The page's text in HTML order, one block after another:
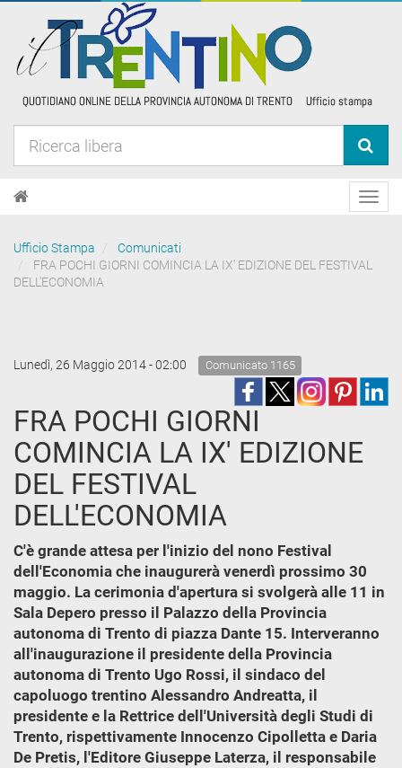
Ufficio Stampa
Comunicati
FRA POCHI GIORNI COMINCIA LA IX' EDIZIONE DEL FESTIVAL
DELL'ECONOMIA
Lunedì, 26 Maggio 2014 - 02:00 Comunicato 1165
FRA POCHI GIORNI
COMINCIA LA IX' EDIZIONE
DEL FESTIVAL
DELL'ECONOMIA
C'è grande attesa per l'inizio del nono Festival
dell'Economia che inaugurerà venerdì prossimo 30
maggio. La cerimonia d'apertura si svolgerà alle 11 in
Sala Depero presso il Palazzo della Provincia
autonoma di Trento di piazza Dante 15. Interveranno
all'inaugurazione il presidente della Provincia
autonoma di Trento Ugo Rossi, il sindaco del
capoluogo trentino Alessandro Andreatta, il
presidente e la Rettrice dell'Università degli Studi di
Trento, rispettivamente Innocenzo Cipolletta e Daria
De Pretis, l'Editore Giuseppe Laterza, il responsabile